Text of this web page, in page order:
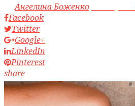
byАнгелина Боженко
Facebook
Twitter
Google+
LinkedIn
Pinterest
share